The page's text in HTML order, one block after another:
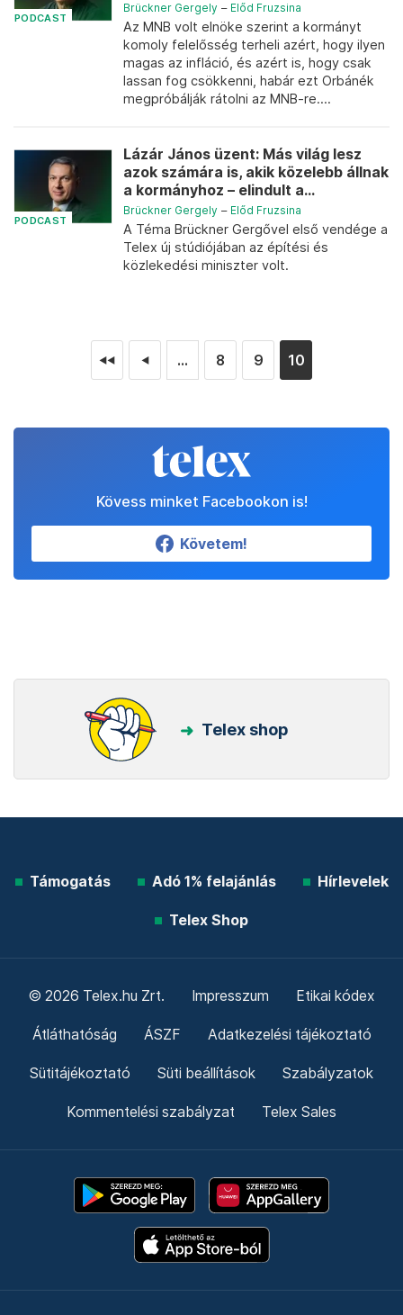
PODCAST
Brückner Gergely – Előd Fruzsina
Az MNB volt elnöke szerint a kormányt
komoly felelősség terheli azért, hogy ilyen
magas az infláció, és azért is, hogy csak
lassan fog csökkenni, habár ezt Orbánék
megpróbálják rátolni az MNB-re....
PODCAST
Lázár János üzent: Más világ lesz
azok számára is, akik közelebb állnak
a kormányhoz – elindult a...
Brückner Gergely – Előd Fruzsina
A Téma Brückner Gergővel első vendége a
Telex új stúdiójában az építési és
közlekedési miniszter volt.
◄◄ ◄ ... 8 9 10
Kövess minket Facebookon is!
Követem!
Telex shop
Támogatás Adó 1% felajánlás Hírlevelek
Telex Shop
© 2026 Telex.hu Zrt. Impresszum Etikai kódex
Átláthatóság ÁSZF Adatkezelési tájékoztató
Sütitájékoztató Süti beállítások Szabályzatok
Kommentelési szabályzat Telex Sales